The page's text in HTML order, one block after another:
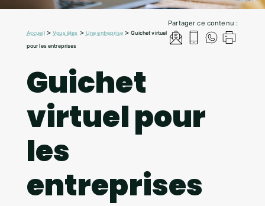
Partager ce contenu :
Accueil>Vous êtes > Une entreprise>Guichet virtuel
pour les entreprises
Guichet
virtuel pour
les
entreprises